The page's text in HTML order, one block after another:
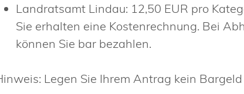
Landratsamt Lindau: 12,50 EUR pro
Sie erhalten eine Kostenrechnung. Bei
können Sie bar bezahlen.
Legen Sie Ihrem Antrag kein Bargeld